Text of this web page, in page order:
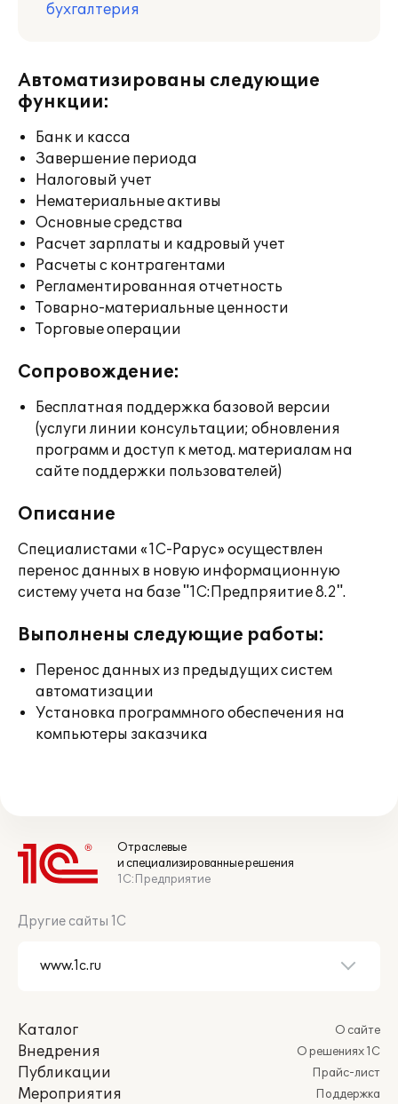
бухгалтерия
Автоматизированы следующие
функции:
Банк и касса
Завершение периода
Налоговый учет
Нематериальные активы
Основные средства
Расчет зарплаты и кадровый учет
Расчеты с контрагентами
Регламентированная отчетность
Товарно-материальные ценности
Торговые операции
Сопровождение:
Бесплатная поддержка базовой версии
(услуги линии консультации; обновления
программ и доступ к метод. материалам на
сайте поддержки пользователей)
Описание
Специалистами «1С-Рарус» осуществлен
перенос данных в новую информационную
систему учета на базе "1С:Предпряитие 8.2".
Выполнены следующие работы:
Перенос данных из предыдущих систем
автоматизации
Установка программного обеспечения на
компьютеры заказчика
Отраслевые
и специализированные решения
1С:Предприятие
Другие сайты 1С
Каталог
Внедрения
Публикации
Мероприятия
О сайте
О решениях 1С
Прайс-лист
Поддержка